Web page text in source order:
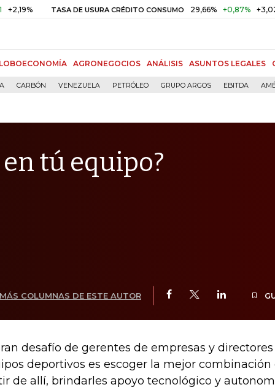
TASA DE USURA CRÉDITO CONSUMO 29,66% +0,87% +3,02%
AGRONEGOCIOS ANÁLISIS ASUNTOS LEGALES
CARBÓN VENEZUELA PETRÓLEO GRUPO ARGOS EBITDA
tú equipo?
MÁS COLUMNAS DE ESTE AUTOR
desafío de gerentes de empresas y
deportivos es escoger la mejor combinación
de allí, brindarles apoyo tecnológico y